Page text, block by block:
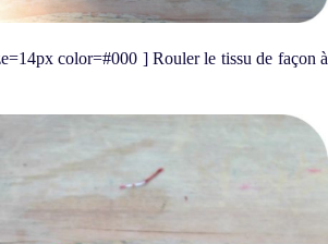
color=#000 ] Rouler le tissu de façon à